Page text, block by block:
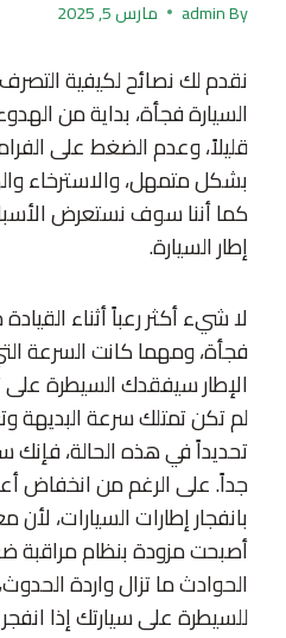
By
admin مارس 5, 2025
نقدم لك نصائح لكيفية
السيارة فجأة، بداية من
قليلاً، وعدم الضغط على
بشكل متمهل، والاسترخاء
كما أننا سوف نستعرض
إطار السيارة.
لا شيء أكثر رعباً أثناء
فجأة، ومهما كانت السرعة
الإطار سيفقدك السيطرة على
لم تكن تمتلك سرعة البديهة
تحديداً في هذه الحالة،
جداً. على الرغم من انخفاض
بانفجار إطارات السيارات،
أصبحت مزودة بنظام مراقبة
الحوادث ما تزال واردة
للسيطرة على سيارتك إذا